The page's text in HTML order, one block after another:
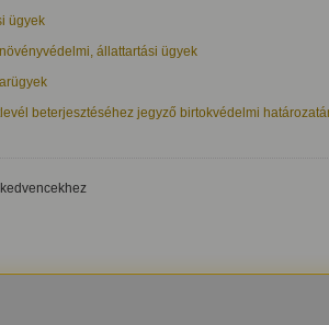
ügyek
állattartási ügyek
beterjesztéséhez jegyző birtokvédelmi